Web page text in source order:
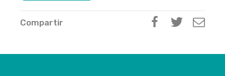
Compartir